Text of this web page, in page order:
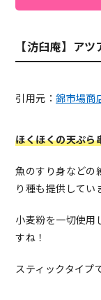
【汸臼庵】ア
引用元：錦市場商
ほくほくの天ぷら
魚のすり身などの
り種も提供してい
小麦粉を一切使用
すね！
スティックタイプ